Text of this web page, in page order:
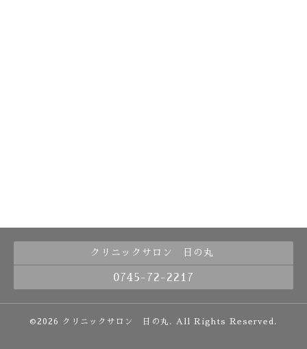
クリニックサロン 日の丸
0745-72-2217
©2026 クリニックサロン 日の丸 . All Rights Reserved.